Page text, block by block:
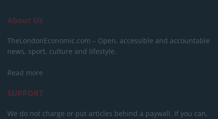
About Us
TheLondonEconomic.com – Open, accessible and accountable
news, sport, culture and lifestyle.
Read more
SUPPORT
We do not charge or put articles behind a paywall. If you can,